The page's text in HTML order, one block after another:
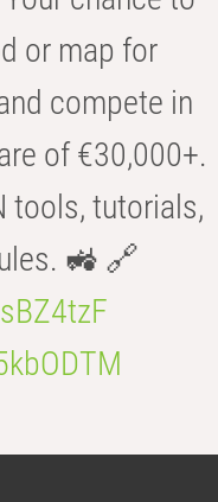
or map for
compete in
of €30,000+.
tools, tutorials,
🚜 🔗